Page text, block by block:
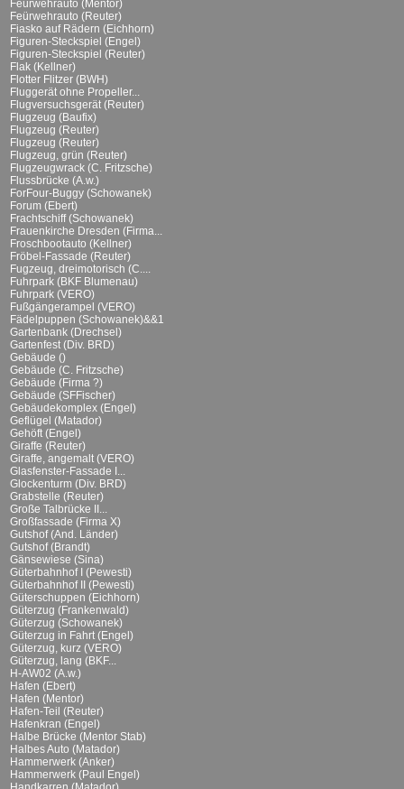
Feürwehrauto (Mentor)
Feürwehrauto (Reuter)
Fiasko auf Rädern (Eichhorn)
Figuren-Steckspiel (Engel)
Figuren-Steckspiel (Reuter)
Flak (Kellner)
Flotter Flitzer (BWH)
Fluggerät ohne Propeller...
Flugversuchsgerät (Reuter)
Flugzeug (Baufix)
Flugzeug (Reuter)
Flugzeug (Reuter)
Flugzeug, grün (Reuter)
Flugzeugwrack (C. Fritzsche)
Flussbrücke (A.w.)
ForFour-Buggy (Schowanek)
Forum (Ebert)
Frachtschiff (Schowanek)
Frauenkirche Dresden (Firma...
Froschbootauto (Kellner)
Fröbel-Fassade (Reuter)
Fugzeug, dreimotorisch (C....
Fuhrpark (BKF Blumenau)
Fuhrpark (VERO)
Fußgängerampel (VERO)
Fädelpuppen (Schowanek)&&1
Gartenbank (Drechsel)
Gartenfest (Div. BRD)
Gebäude ()
Gebäude (C. Fritzsche)
Gebäude (Firma ?)
Gebäude (SFFischer)
Gebäudekomplex (Engel)
Geflügel (Matador)
Gehöft (Engel)
Giraffe (Reuter)
Giraffe, angemalt (VERO)
Glasfenster-Fassade I...
Glockenturm (Div. BRD)
Grabstelle (Reuter)
Große Talbrücke II...
Großfassade (Firma X)
Gutshof (And. Länder)
Gutshof (Brandt)
Gänsewiese (Sina)
Güterbahnhof I (Pewesti)
Güterbahnhof II (Pewesti)
Güterschuppen (Eichhorn)
Güterzug (Frankenwald)
Güterzug (Schowanek)
Güterzug in Fahrt (Engel)
Güterzug, kurz (VERO)
Güterzug, lang (BKF...
H-AW02 (A.w.)
Hafen (Ebert)
Hafen (Mentor)
Hafen-Teil (Reuter)
Hafenkran (Engel)
Halbe Brücke (Mentor Stab)
Halbes Auto (Matador)
Hammerwerk (Anker)
Hammerwerk (Paul Engel)